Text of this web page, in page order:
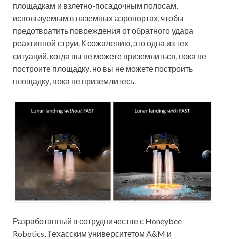
площадкам и взлетно-посадочным полосам,
используемым в наземных аэропортах, чтобы
предотвратить повреждения от обратного удара
реактивной струи. К сожалению, это одна из тех
ситуаций, когда вы не можете приземлиться, пока не
построите площадку, но вы не можете построить
площадку, пока не приземлитесь.
Разработанный в сотрудничестве с Honeybee
Robotics, Техасским университетом A&M и